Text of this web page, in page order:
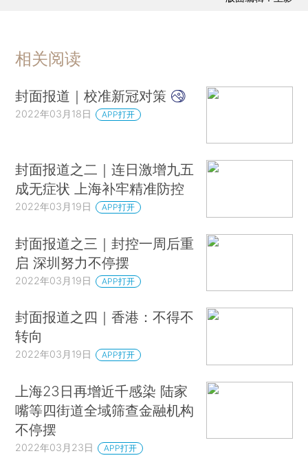
相关阅读
封面报道｜校准新冠对策
2022年03月18日 APP打开
封面报道之二｜连日激增九五
成无症状 上海补牢精准防控
2022年03月19日 APP打开
封面报道之三｜封控一周后重
启 深圳努力不停摆
2022年03月19日 APP打开
封面报道之四｜香港：不得不
转向
2022年03月19日 APP打开
上海23日再增近千感染 陆家
嘴等四街道全域筛查金融机构
不停摆
2022年03月23日 APP打开